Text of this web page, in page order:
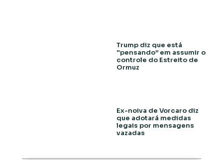
Trump diz que está
“pensando” em assumir o
controle do Estreito de
Ormuz
Ex-noiva de Vorcaro diz
que adotará medidas
legais por mensagens
vazadas